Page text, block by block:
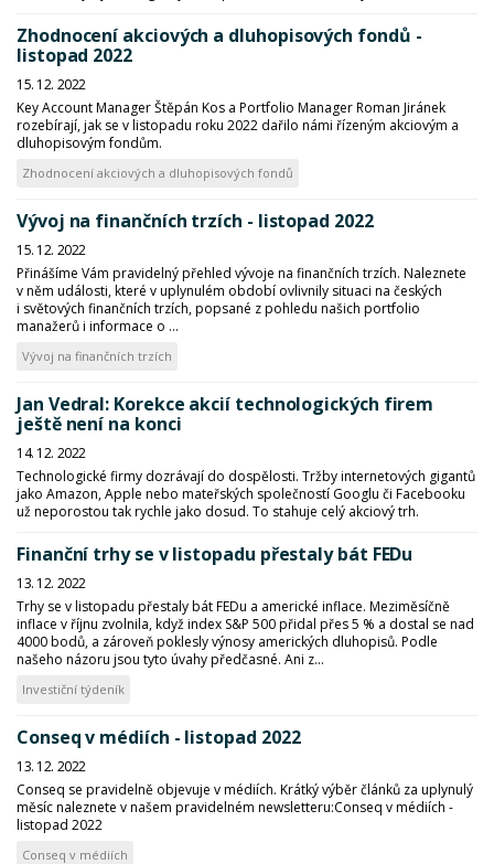
Zhodnocení akciových a dluhopisových fondů -
listopad 2022
15. 12. 2022
Key Account Manager Štěpán Kos a Portfolio Manager Roman Jiránek
rozebírají, jak se v listopadu roku 2022 dařilo námi řízeným akciovým a
dluhopisovým fondům.
Zhodnocení akciových a dluhopisových fondů
Vývoj na finančních trzích - listopad 2022
15. 12. 2022
Přinášíme Vám pravidelný přehled vývoje na finančních trzích. Naleznete
v něm události, které v uplynulém období ovlivnily situaci na českých
i světových finančních trzích, popsané z pohledu našich portfolio
manažerů i informace o ...
Vývoj na finančních trzích
Jan Vedral: Korekce akcií technologických firem
ještě není na konci
14. 12. 2022
Technologické firmy dozrávají do dospělosti. Tržby internetových gigantů
jako Amazon, Apple nebo mateřských společností Googlu či Facebooku
už neporostou tak rychle jako dosud. To stahuje celý akciový trh.
Finanční trhy se v listopadu přestaly bát FEDu
13. 12. 2022
Trhy se v listopadu přestaly bát FEDu a americké inflace. Meziměsíčně
inflace v říjnu zvolnila, když index S&P 500 přidal přes 5 % a dostal se nad
4000 bodů, a zároveň poklesly výnosy amerických dluhopisů. Podle
našeho názoru jsou tyto úvahy předčasné. Ani z...
Investiční týdeník
Conseq v médiích - listopad 2022
13. 12. 2022
Conseq se pravidelně objevuje v médiích. Krátký výběr článků za uplynulý
měsíc naleznete v našem pravidelném newsletteru:Conseq v médiích -
listopad 2022
Conseq v médiích